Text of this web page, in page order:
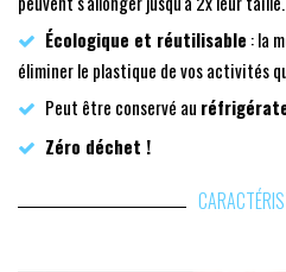
Écologique et réutilisable : la
éliminer le plastique de vos activités
Peut être conservé au
Zéro déchet !